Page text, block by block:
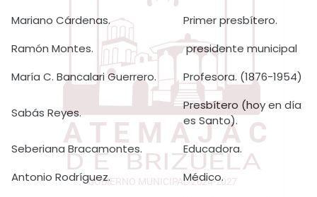
Mariano Cárdenas.
Primer presbítero.
Ramón Montes.
presidente municipal
María C. Bancalari Guerrero.
Profesora. (1876-1954)
Sabás Reyes.
Presbítero (hoy en día
es Santo).
Seberiana Bracamontes.
Educadora.
Antonio Rodríguez.
Médico.